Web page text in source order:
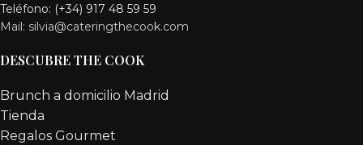
Teléfono: (+34) 917 48 59 59
Mail: silvia@cateringthecook.com
DESCUBRE THE COOK
Brunch a domicilio Madrid
Tienda
Regalos Gourmet